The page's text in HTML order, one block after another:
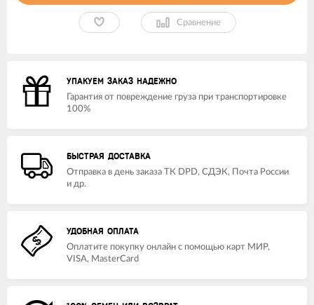
Сравнение
УПАКУЕМ ЗАКАЗ НАДЕЖНО
Гарантия от повреждение груза при транспортировке
100%
БЫСТРАЯ ДОСТАВКА
Отправка в день заказа ТК DPD, СДЭК, Почта России
и др.
УДОБНАЯ ОПЛАТА
Оплатите покупку онлайн с помощью карт МИР,
VISA, MasterCard